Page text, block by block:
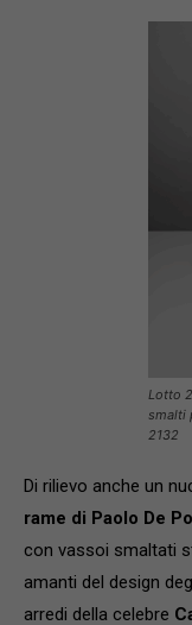
Lotto
smalti
2132
Di rilievo anche un
rame di Paolo De
con vassoi smaltati
amanti del design
arredi della celebre